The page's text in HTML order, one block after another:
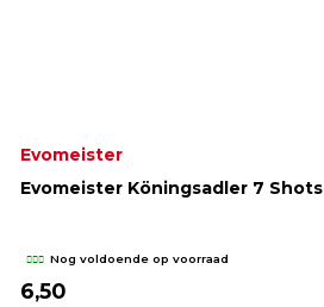
Evomeister
Evomeister Köningsadler 7 Shots
Nog voldoende op voorraad
6,50